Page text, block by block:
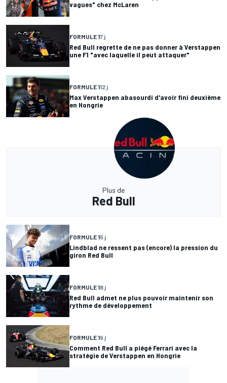
vagues" chez McLaren
FORMULE 17 j
Red Bull regrette de ne pas donner à Verstappen
une F1 "avec laquelle il peut attaquer"
FORMULE 112 j
Max Verstappen abasourdi d'avoir fini deuxième
en Hongrie
Plus de
Red Bull
FORMULE 15 j
Lindblad ne ressent pas (encore) la pression du
giron Red Bull
FORMULE 18 j
Red Bull admet ne plus pouvoir maintenir son
rythme de développement
FORMULE 19 j
Comment Red Bull a piégé Ferrari avec la
stratégie de Verstappen en Hongrie